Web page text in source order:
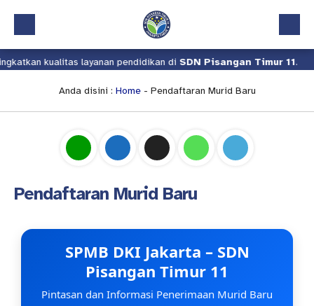
Beranda
Kalender Akademik
Download
kualitas layanan pendidikan diSDN Pisangan Timur 11.
Anda disini : Home- Pendaftaran Murid Baru
Pendaftaran Murid Baru
SPMB DKI Jakarta – SDN
Pisangan Timur 11
Pintasan dan Informasi Penerimaan Murid Baru